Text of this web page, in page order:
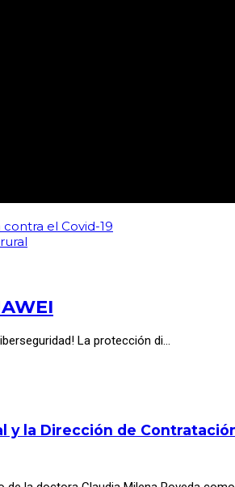
el Covid-19
La protección di…
y la Dirección de